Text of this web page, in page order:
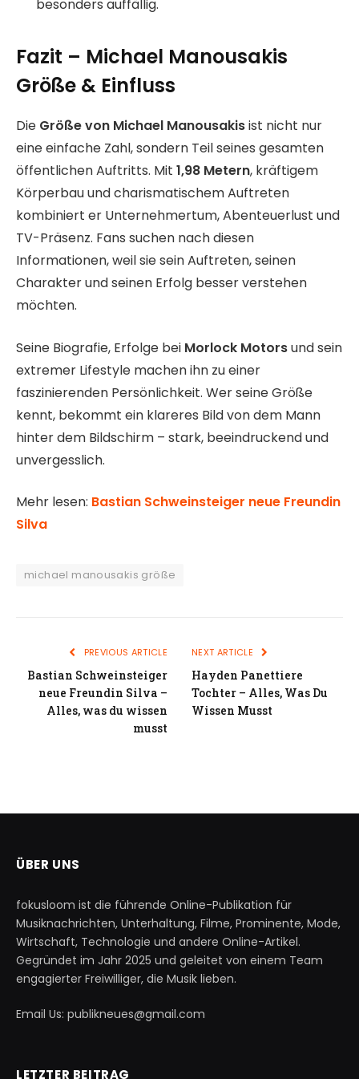
besonders auffällig.
Fazit – Michael Manousakis
Größe & Einfluss
Die Größe von Michael Manousakisist nicht nur
eine einfache Zahl, sondern Teil seines gesamten
öffentlichen Auftritts. Mit 1,98 Metern, kräftigem
Körperbau und charismatischem Auftreten
kombiniert er Unternehmertum, Abenteuerlust und
TV-Präsenz. Fans suchen nach diesen
Informationen, weil sie sein Auftreten, seinen
Charakter und seinen Erfolg besser verstehen
möchten.
Seine Biografie, Erfolge bei Morlock Motorsund sein
extremer Lifestyle machen ihn zu einer
faszinierenden Persönlichkeit. Wer seine Größe
kennt, bekommt ein klareres Bild von dem Mann
hinter dem Bildschirm – stark, beeindruckend und
unvergesslich.
Mehr lesen: Bastian Schweinsteiger neue Freundin
Silva
michael manousakis größe
PREVIOUS ARTICLE
Bastian Schweinsteiger
neue Freundin Silva –
Alles, was du wissen
musst
NEXT ARTICLE
Hayden Panettiere
Tochter – Alles, Was Du
Wissen Musst
ÜBER UNS
fokusloom ist die führende Online-Publikation für
Musiknachrichten, Unterhaltung, Filme, Prominente, Mode,
Wirtschaft, Technologie und andere Online-Artikel.
Gegründet im Jahr 2025 und geleitet von einem Team
engagierter Freiwilliger, die Musik lieben.
Email Us: publikneues@gmail.com
LETZTER BEITRAG